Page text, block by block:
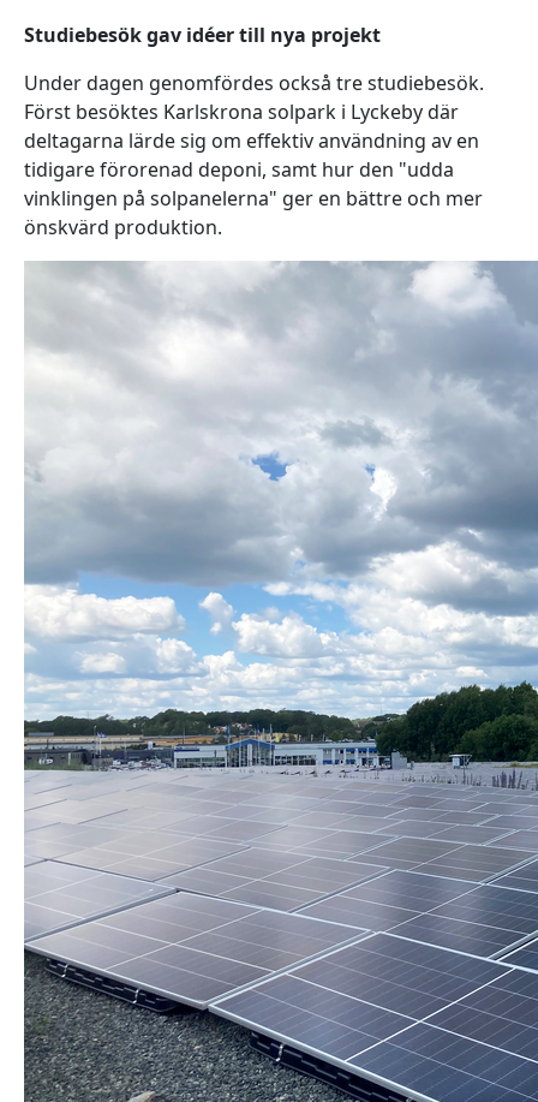
Studiebesök gav idéer till nya projekt
Under dagen genomfördes också tre studiebesök.
Först besöktes Karlskrona solpark i Lyckeby där
deltagarna lärde sig om effektiv användning av en
tidigare förorenad deponi, samt hur den "udda
vinklingen på solpanelerna" ger en bättre och mer
önskvärd produktion.